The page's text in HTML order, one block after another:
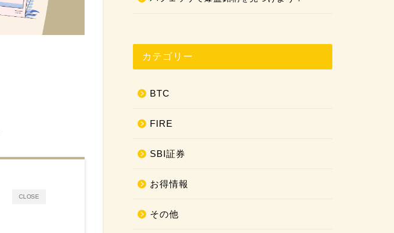
CLOSE
カテゴリー
BTC
FIRE
SBI証券
お得情報
その他